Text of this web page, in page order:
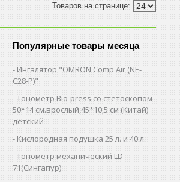
Популярные товары месяца
Ингалятор "OMRON Comp Air (NE-
C28-Р)"
Тонометр Bio-press со стетоскопом
50*14 см.врослый,45*10,5 см (Китай)
детский
Кислородная подушка 25 л. и 40 л.
Тонометр механический LD-
71(Сингапур)